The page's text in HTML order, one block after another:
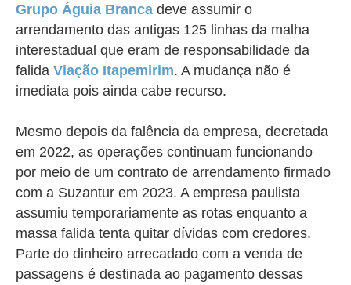
Grupo Águia Branca deve assumir o
arrendamento das antigas 125 linhas da malha
interestadual que eram de responsabilidade da
falida Viação Itapemirim. A mudança não é
imediata pois ainda cabe recurso.
Mesmo depois da falência da empresa, decretada
em 2022, as operações continuam funcionando
por meio de um contrato de arrendamento firmado
com a Suzantur em 2023. A empresa paulista
assumiu temporariamente as rotas enquanto a
massa falida tenta quitar dívidas com credores.
Parte do dinheiro arrecadado com a venda de
passagens é destinada ao pagamento dessas